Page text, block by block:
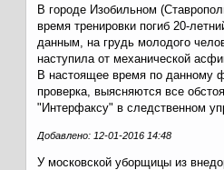
В городе Изобильном
время тренировки погиб 20-
данным, на грудь молодого
наступила от механической
В настоящее время по данному
проверка, выясняются все
"Интерфаксу" в следственном
Добавлено: 12-01-2016 14:48
У московской уборщицы из